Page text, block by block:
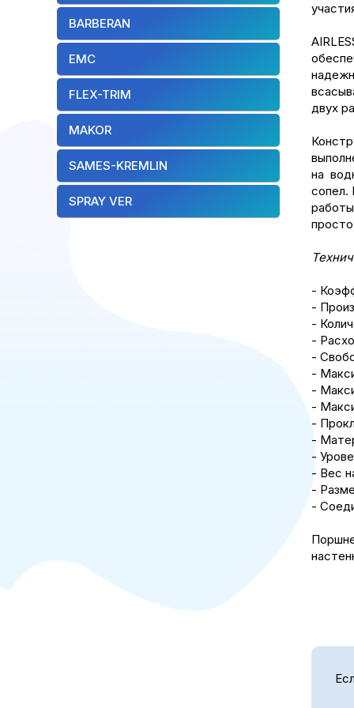
BARBERAN
EMC
FLEX-TRIM
MAKOR
SAMES-KREMLIN
SPRAY VER
двух
на
сопел.
-
-
-
-
-
-
-
-
-
-
-
- Вес
-
-